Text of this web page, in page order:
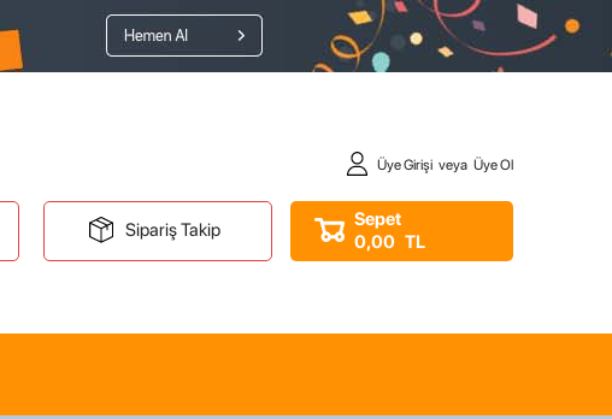
Üye Girişi veya Üye Ol
Sipariş Takip
Sepet
0,00 TL